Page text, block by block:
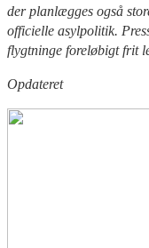
der planlægges også
officielle asylpolitik.
flygtninge foreløbigt frit
Opdateret